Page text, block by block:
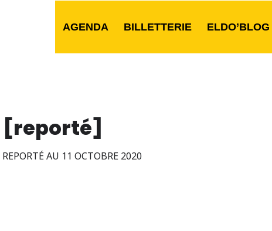
AGENDA BILLETTERIE ELDO’BLOG
[reporté]
AU 11 OCTOBRE 2020